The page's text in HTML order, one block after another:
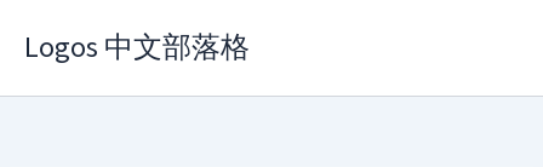
Logos 中文部落格